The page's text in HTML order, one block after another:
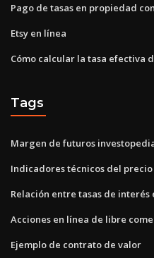
Pago de tasas en propiedad
Etsy en línea
Cómo calcular la tasa efectiva
Tags
Margen de futuros
Indicadores técnicos del
Relación entre tasas de
Acciones en línea de libre
Ejemplo de contrato de valor